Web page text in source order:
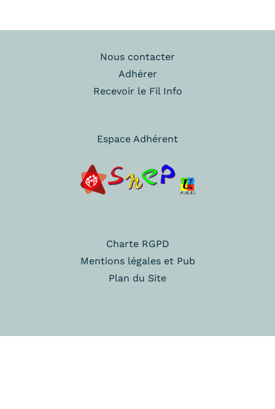
Nous contacter
Adhérer
Recevoir le Fil Info
Espace Adhérent
Charte RGPD
Mentions légales et Pub
Plan du Site